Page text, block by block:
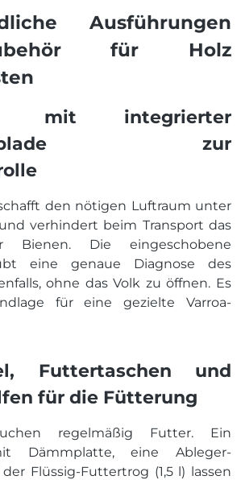
Ausführungen
für Holz
mit integrierter
zur
den nötigen Luftraum unter
verhindert beim Transport das
Bienen. Die eingeschobene
eine genaue Diagnose des
ohne das Volk zu öffnen. Es
für eine gezielte Varroa-
Futtertaschen und
für die Fütterung
regelmäßig Futter. Ein
Dämmplatte, eine Ableger-
Flüssig-Futtertrog (1,5 l) lassen